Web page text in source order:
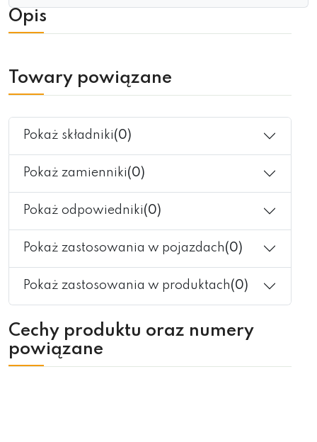
Opis
Towary powiązane
Pokaż składniki(0)
Pokaż zamienniki(0)
Pokaż odpowiedniki(0)
Pokaż zastosowania w pojazdach(0)
Pokaż zastosowania w produktach(0)
Cechy produktu oraz numery
powiązane